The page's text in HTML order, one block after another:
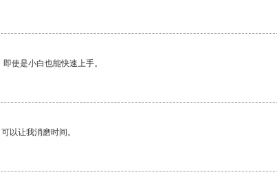
使是小白也能快速上手。
以让我消磨时间。